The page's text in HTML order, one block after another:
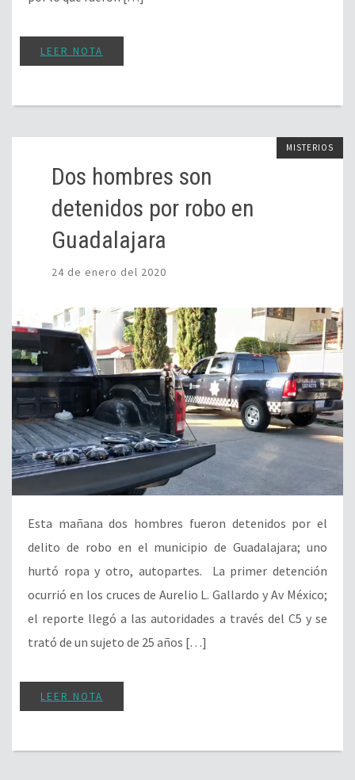
LEER NOTA
MISTERIOS
Dos hombres son
detenidos por robo en
Guadalajara
24 de enero del 2020
Esta mañana dos hombres fueron detenidos por el
delito de robo en el municipio de Guadalajara; uno
hurtó ropa y otro, autopartes. La primer detención
ocurrió en los cruces de Aurelio L. Gallardo y Av México;
el reporte llegó a las autoridades a través del C5 y se
trató de un sujeto de 25 años […]
LEER NOTA